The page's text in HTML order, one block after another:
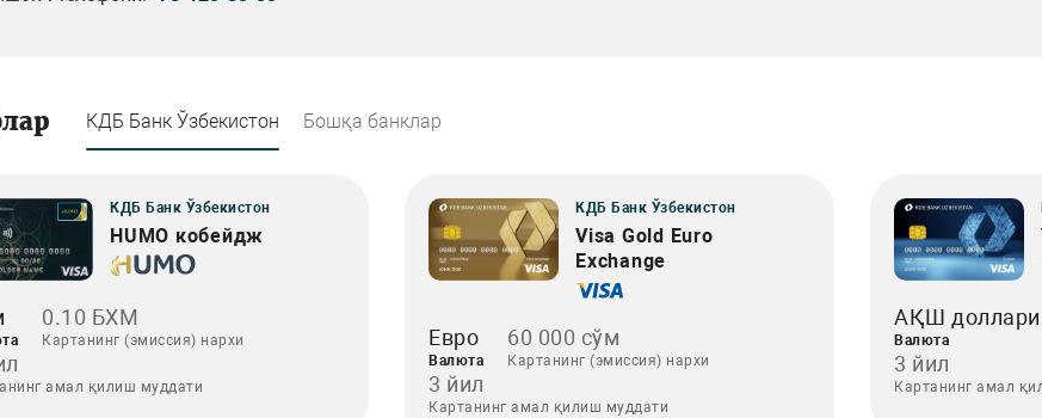
КДБ Банк Ўзбекистон Бошқа банклар
КДБ Банк Ўзбекистон
HUMO кобейдж
0.10 БХМ
Картанинг (эмиссия) нархи
амал қилиш муддати
КДБ Банк Ўзбекистон
Visa Gold Euro
Exchange
Евро
Валюта
60 000 сўм
Картанинг (эмиссия) нархи
3 йил
Картанинг амал қилиш муддати
АҚШ доллари
Валюта
3 йил
Картанинг амал